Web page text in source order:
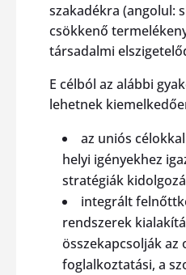
szakadékra (angolul:
csökkenő
társadalmi
E célból az alábbi
lehetnek
az uniós
helyi igényekhez
stratégiák
integrált
rendszerek
összekapcsolják az
foglalkoztatási, a